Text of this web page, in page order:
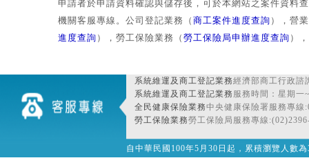
申請者於申請資料確認與儲存後，可於本網站之案件資料
機關客服專線。公司登記業務（ 商工案件進度查詢 ），營
進度查詢 ），勞工保險業務（ 勞工保險局申辦進度查詢 ）
系統維運及商工登記業務經濟部商工行
系統維運及商工登記業務 服務時間：星期一
全民健康保險業務中央健康保險署服務專線
勞工保險業務勞工保險局服務專線
自中華民國100年5月30日起，累積瀏覽人數